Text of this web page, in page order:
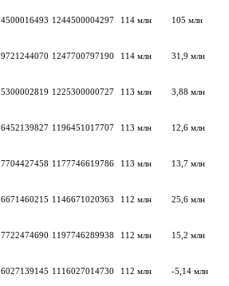
4500016493 1244500004297 114 млн 105 млн
9721244070 1247700797190 114 млн 31,9 млн
5300002819 1225300000727 113 млн 3,88 млн
6452139827 1196451017707 113 млн 12,6 млн
7704427458 1177746619786 113 млн 13,7 млн
6671460215 1146671020363 112 млн 25,6 млн
7722474690 1197746289938 112 млн 15,2 млн
6027139145 1116027014730 112 млн -5,14 млн